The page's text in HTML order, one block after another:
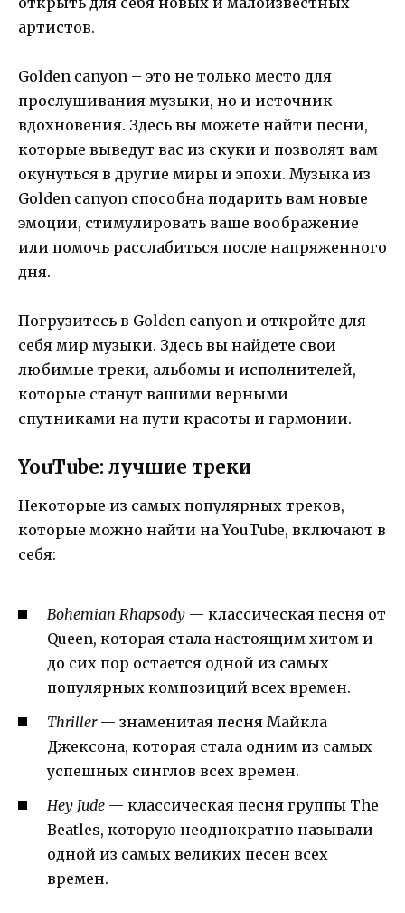
артистов.
Golden canyon – это не только место для
прослушивания музыки, но и источник
вдохновения. Здесь вы можете найти песни,
которые выведут вас из скуки и позволят вам
окунуться в другие миры и эпохи. Музыка из
Golden canyon способна подарить вам новые
эмоции, стимулировать ваше воображение
или помочь расслабиться после напряженного
дня.
Погрузитесь в Golden canyon и откройте для
себя мир музыки. Здесь вы найдете свои
любимые треки, альбомы и исполнителей,
которые станут вашими верными
спутниками на пути красоты и гармонии.
YouTube: лучшие треки
Некоторые из самых популярных треков,
которые можно найти на YouTube, включают в
себя:
Bohemian Rhapsody — классическая песня от
Queen, которая стала настоящим хитом и
до сих пор остается одной из самых
популярных композиций всех времен.
Thriller— знаменитая песня Майкла
Джексона, которая стала одним из самых
успешных синглов всех времен.
Hey Jude — классическая песня группы The
Beatles, которую неоднократно называли
одной из самых великих песен всех
времен.